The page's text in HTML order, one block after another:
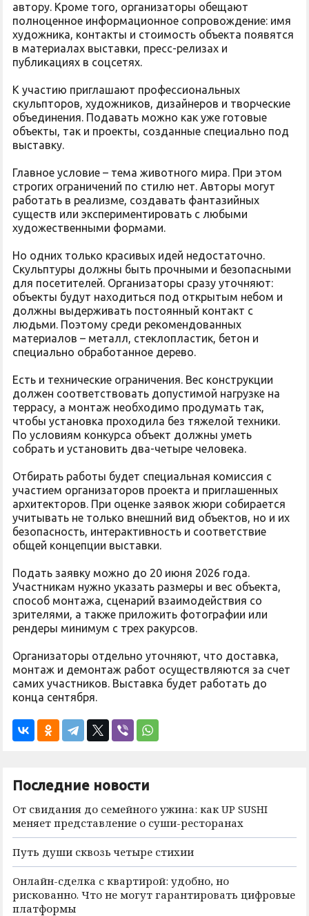
автору. Кроме того, организаторы обещают
полноценное информационное сопровождение: имя
художника, контакты и стоимость объекта появятся
в материалах выставки, пресс-релизах и
публикациях в соцсетях.
К участию приглашают профессиональных
скульпторов, художников, дизайнеров и творческие
объединения. Подавать можно как уже готовые
объекты, так и проекты, созданные специально под
выставку.
Главное условие – тема животного мира. При этом
строгих ограничений по стилю нет. Авторы могут
работать в реализме, создавать фантазийных
существ или экспериментировать с любыми
художественными формами.
Но одних только красивых идей недостаточно.
Скульптуры должны быть прочными и безопасными
для посетителей. Организаторы сразу уточняют:
объекты будут находиться под открытым небом и
должны выдерживать постоянный контакт с
людьми. Поэтому среди рекомендованных
материалов – металл, стеклопластик, бетон и
специально обработанное дерево.
Есть и технические ограничения. Вес конструкции
должен соответствовать допустимой нагрузке на
террасу, а монтаж необходимо продумать так,
чтобы установка проходила без тяжелой техники.
По условиям конкурса объект должны уметь
собрать и установить два-четыре человека.
Отбирать работы будет специальная комиссия с
участием организаторов проекта и приглашенных
архитекторов. При оценке заявок жюри собирается
учитывать не только внешний вид объектов, но и их
безопасность, интерактивность и соответствие
общей концепции выставки.
Подать заявку можно до 20 июня 2026 года.
Участникам нужно указать размеры и вес объекта,
способ монтажа, сценарий взаимодействия со
зрителями, а также приложить фотографии или
рендеры минимум с трех ракурсов.
Организаторы отдельно уточняют, что доставка,
монтаж и демонтаж работ осуществляются за счет
самих участников. Выставка будет работать до
конца сентября.
Последние новости
От свидания до семейного ужина: как UP SUSHI
меняет представление о суши-ресторанах
Путь души сквозь четыре стихии
Онлайн-сделка с квартирой: удобно, но
рискованно. Что не могут гарантировать цифровые
платформы